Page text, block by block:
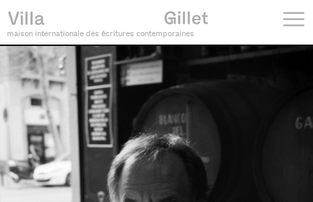
maison internationale des écritures contemporaines